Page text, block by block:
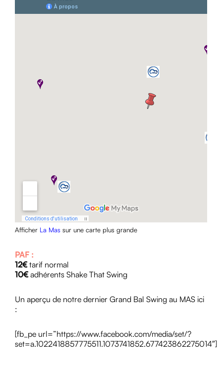
Afficher La Mas sur une carte plus grande
PAF :
12€ tarif normal
10€ adhérents Shake That Swing
Un aperçu de notre dernier Grand Bal Swing au MAS ici
:
[fb_pe url=”https://www.facebook.com/media/set/?
set=a.1022418857775511.1073741852.677423862275014″]